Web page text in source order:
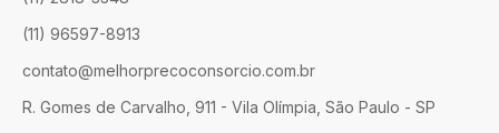
(11) 96597-8913
contato@melhorprecoconsorcio.com.br
R. Gomes de Carvalho, 911 - Vila Olímpia, São Paulo - SP